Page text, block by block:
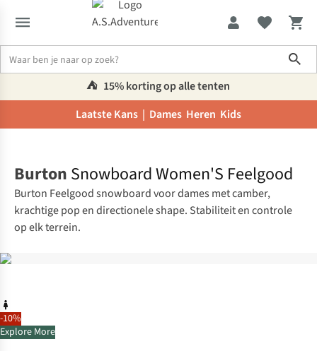
⛺️ 15% korting op alle tenten
Laatste Kans | Dames Heren Kids
-10%
Explore More
Burton Snowboard Women'S Feelgood
Burton Feelgood snowboard voor dames met camber,
krachtige pop en directionele shape. Stabiliteit en controle
op elk terrein.